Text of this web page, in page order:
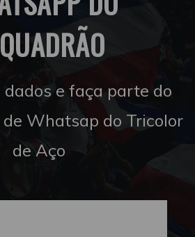
dados e faça parte do
Whatsap do Tricolor
de Aço